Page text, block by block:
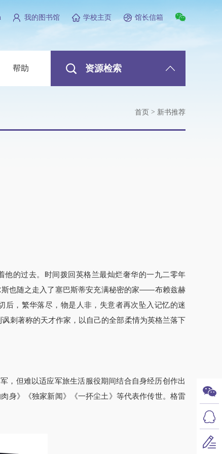
我的图书馆 学校主页 馆长信箱
资源检索
帮助
首页 > 新书推荐
他的过去。时间拨回英格兰最灿烂奢华的一九二零年
也随之走入了塞巴斯蒂安充满秘密的家——布赖兹赫
，繁华落尽，物是人非，失意者再次坠入记忆的迷
刺著称的天才作家，以自己的全部柔情为英格兰落下
，但难以适应军旅生活服役期间结合自身经历创作出
身》《独家新闻》《一抔尘土》等代表作传世。格雷